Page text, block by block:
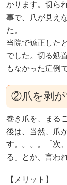
かります。切ら
事で、爪が見え
た。
当院で矯正した
でした。切る処
もなかった症例
②爪を剥
巻き爪を、まる
後は、当然、爪
す。。。。「次
る」とか、言わ
【メリット】